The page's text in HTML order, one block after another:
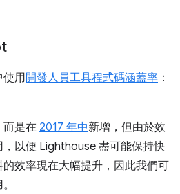
使用開發人員工具程式碼涵蓋率 ：
而是在 2017 年中新增，但由於效
以便 Lighthouse 盡可能保持快
效率現在大幅提升，因此我們可